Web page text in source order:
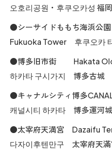
오호리공원・후쿠오카성 福
●シーサイドももち海浜
Fukuoka Tower 후쿠오카
●博多旧市街 Hakata
하카타 구시가지 博多古城
●キャナルシティ博多
캐널시티 하카타 博多運河城
●太宰府天満宮 Dazaifu
다자이후텐만구 太宰府天滿